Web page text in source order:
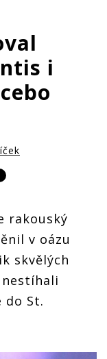
i
rakouský
v oázu
skvělých
do St.